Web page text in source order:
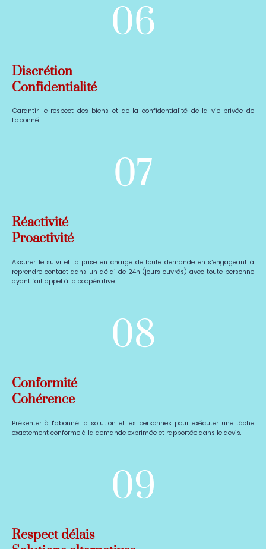
06
Discrétion
Confidentialité
Garantir le respect des biens et de la confidentialité de la vie privée de
l'abonné.
07
Réactivité
Proactivité
Assurer le suivi et la prise en charge de toute demande en s’engageant à
reprendre contact dans un délai de 24h (jours ouvrés) avec toute personne
ayant fait appel à la coopérative.
08
Conformité
Cohérence
Présenter à l'abonné la solution et les personnes pour exécuter une tâche
exactement conforme à la demande exprimée et rapportée dans le devis.
09
Respect délais